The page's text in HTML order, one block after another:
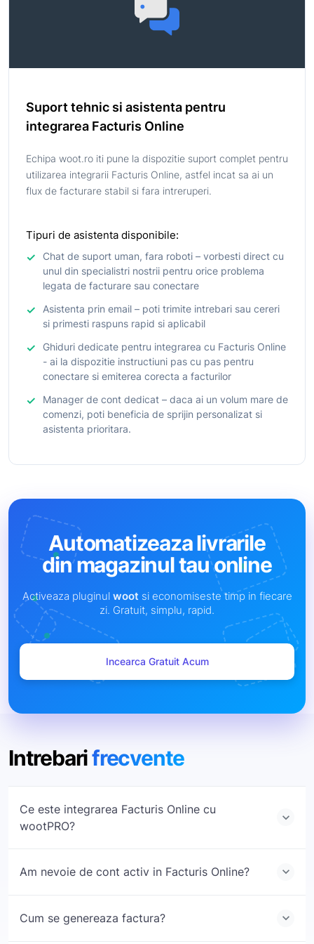
Suport tehnic si asistenta pentru
integrarea Facturis Online
Echipa woot.ro iti pune la dispozitie suport complet pentru
utilizarea integrarii Facturis Online, astfel incat sa ai un
flux de facturare stabil si fara intreruperi.
Tipuri de asistenta disponibile:
Chat de suport uman, fara roboti – vorbesti direct cu
unul din specialistri nostrii pentru orice problema
legata de facturare sau conectare
Asistenta prin email – poti trimite intrebari sau cereri
si primesti raspuns rapid si aplicabil
Ghiduri dedicate pentru integrarea cu Facturis Online
- ai la dispozitie instructiuni pas cu pas pentru
conectare si emiterea corecta a facturilor
Manager de cont dedicat – daca ai un volum mare de
comenzi, poti beneficia de sprijin personalizat si
asistenta prioritara.
Automatizeaza livrarile
din magazinul tau online
Activeaza pluginul wootsi economiseste timp in fiecare
zi. Gratuit, simplu, rapid.
Incearca Gratuit Acum
Intrebarifrecvente
Ce este integrarea Facturis Online cu
wootPRO?
keyboard_arrow_down
Este o conexiune directa intre contul Facturis Online si
Am nevoie de cont activ in Facturis Online? keyboard_arrow_down
Da, ai nevoie de un cont Facturis Online valid si de un token
Cum se genereaza factura? keyboard_arrow_down